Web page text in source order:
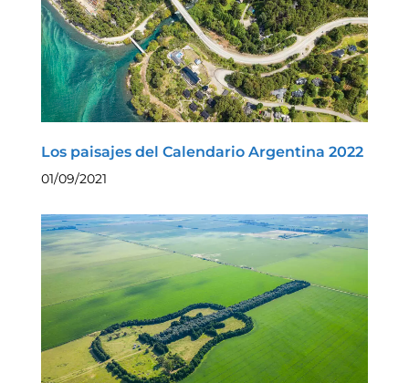
Los paisajes del Calendario Argentina 2022
01/09/2021